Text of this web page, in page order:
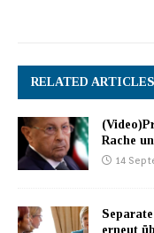
RELATED ARTICLES
Rache
14
erneut